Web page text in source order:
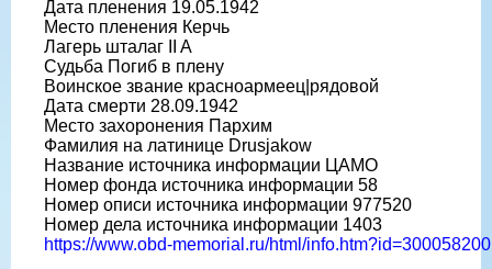
Дата пленения 19.05.1942
Место пленения Керчь
Лагерь шталаг II A
Судьба Погиб в плену
Воинское звание красноармеец|рядовой
Дата смерти 28.09.1942
Место захоронения Пархим
Фамилия на латинице Drusjakow
Название источника информации ЦАМО
Номер фонда источника информации 58
Номер описи источника информации 977520
Номер дела источника информации 1403
https://www.obd-memorial.ru/html/info.htm?id=300058200